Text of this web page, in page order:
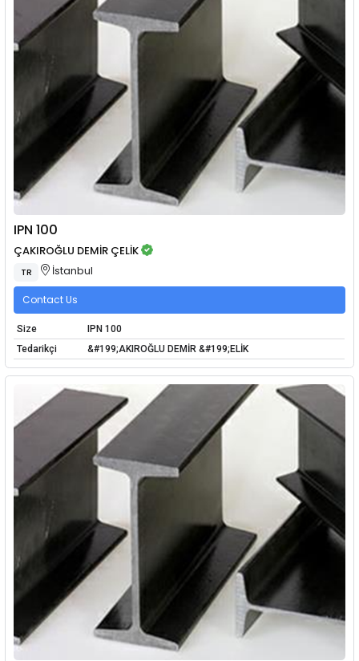
IPN 100
ÇAKIROĞLU DEMİR ÇELİK
TR İstanbul
Contact Us
Size
IPN 100
Tedarikçi
&#199;AKIROĞLU DEMİR &#199;ELİK